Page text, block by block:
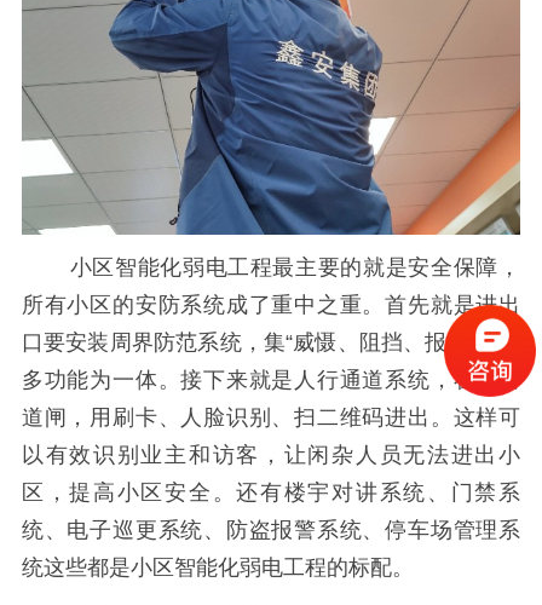
小区智能化弱电工程最主要的就是安全保障，
所有小区的安防系统成了重中之重。首先就是进出
口要安装周界防范系统，集“威慑、阻挡、报警”等诸
多功能为一体。接下来就是人行通道系统，在进出
道闸，用刷卡、人脸识别、扫二维码进出。这样可
以有效识别业主和访客，让闲杂人员无法进出小
区，提高小区安全。还有楼宇对讲系统、门禁系
统、电子巡更系统、防盗报警系统、停车场管理系
统这些都是小区智能化弱电工程的标配。